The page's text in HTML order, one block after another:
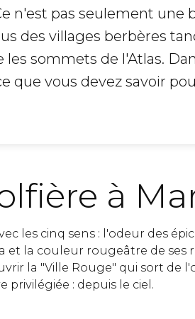
n'est pas seulement une
des villages berbères
sommets de l'Atlas.
que vous devez savoir
à
les cinq sens : l'odeur des
et la couleur rougeâtre de ses
la "Ville Rouge" qui sort de
privilégiée : depuis le ciel.